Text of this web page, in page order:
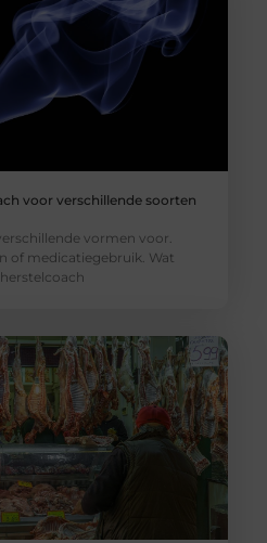
voor verschillende soorten
vormen voor.
of medicatiegebruik. Wat